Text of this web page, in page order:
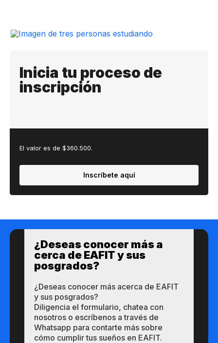
Inicia tu proceso de
inscripción
El valor es de $360.500.
Inscríbete aquí
¿Des​eas​ ​​conocer m​​ás a​
cerca de ​EAFIT y sus ​
posgrados?​
¿Des​eas​ ​​conocer m​​ás a​cerca de ​EAFIT
y sus ​posgrados?​
Diligencia el formulario, chatea con
nosotros o escríbenos a través de
Whatsapp para contarte más sobre
cómo cumplir tus sueños en EAFIT.